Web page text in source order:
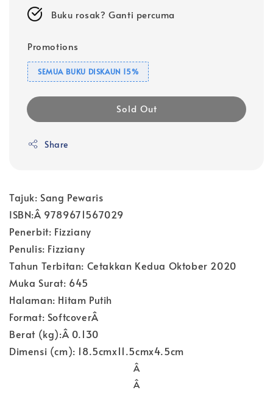
Buku rosak? Ganti percuma
Promotions
SEMUA BUKU DISKAUN 15%
Sold Out
Share
Tajuk: Sang Pewaris
ISBN:Â 9789671567029
Penerbit: Fizziany
Penulis: Fizziany
Tahun Terbitan: Cetakkan Kedua Oktober 2020
Muka Surat: 645
Halaman: Hitam Putih
Format: SoftcoverÂ
Berat (kg):Â 0.130
Dimensi (cm): 18.5cmx11.5cmx4.5cm
Â
Â